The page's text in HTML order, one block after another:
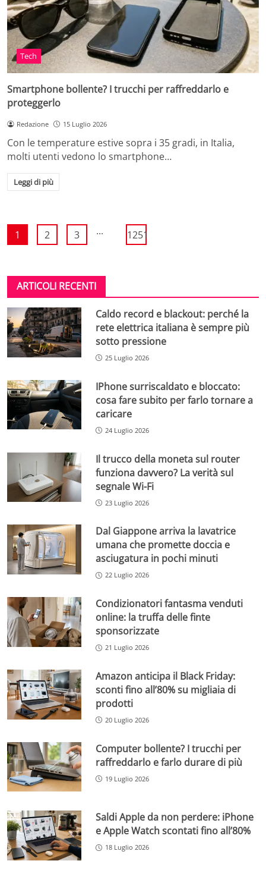
Tech
Smartphone bollente? I trucchi per raffreddarlo e
proteggerlo
Redazione 15 Luglio 2026
Con le temperature estive sopra i 35 gradi, in Italia,
molti utenti vedono lo smartphone…
Leggi di più
1 2 3 ... 1251
ARTICOLI RECENTI
Caldo record e blackout: perché la
rete elettrica italiana è sempre più
sotto pressione
25 Luglio 2026
IPhone surriscaldato e bloccato:
cosa fare subito per farlo tornare a
caricare
24 Luglio 2026
Il trucco della moneta sul router
funziona davvero? La verità sul
segnale Wi-Fi
23 Luglio 2026
Dal Giappone arriva la lavatrice
umana che promette doccia e
asciugatura in pochi minuti
22 Luglio 2026
Condizionatori fantasma venduti
online: la truffa delle finte
sponsorizzate
21 Luglio 2026
Amazon anticipa il Black Friday:
sconti fino all’80% su migliaia di
prodotti
20 Luglio 2026
Computer bollente? I trucchi per
raffreddarlo e farlo durare di più
19 Luglio 2026
Saldi Apple da non perdere: iPhone
e Apple Watch scontati fino all’80%
18 Luglio 2026